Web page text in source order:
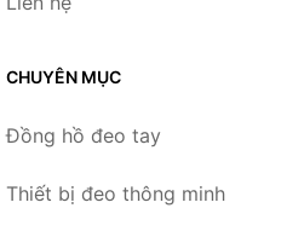
CHUYÊN MỤC
Đồng hồ đeo tay
Thiết bị đeo thông minh